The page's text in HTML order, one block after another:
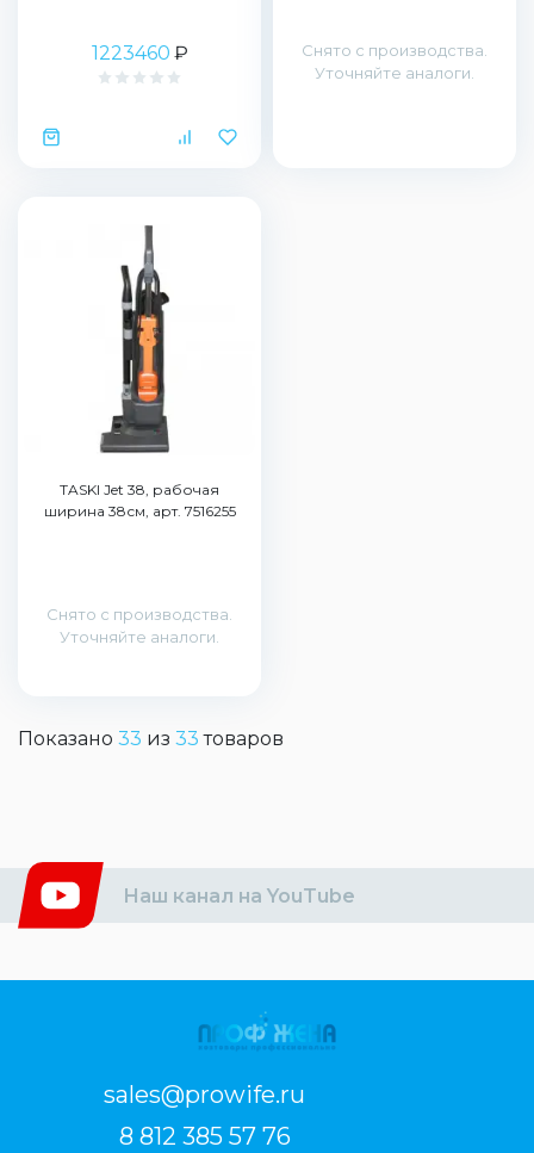
1223460 ₽
Снято с производства.
Уточняйте аналоги.
TASKI Jet 38, рабочая
ширина 38см, арт. 7516255
Снято с производства.
Уточняйте аналоги.
Показано 33 из 33 товаров
Наш канал на YouTube
sales@prowife.ru
8 812 385 57 76